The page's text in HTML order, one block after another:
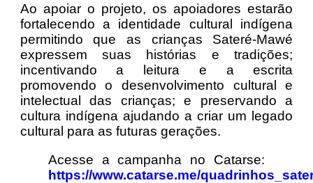
Ao apoiar o projeto, os apoiadores estarão
fortalecendo a identidade cultural indígena
permitindo que as crianças Sateré-Mawé
expressem suas histórias e tradições;
incentivando a leitura e a escrita
promovendo o desenvolvimento cultural e
intelectual das crianças; e preservando a
cultura indígena ajudando a criar um legado
cultural para as futuras gerações.
Acesse a campanha no Catarse:
https://www.catarse.me/